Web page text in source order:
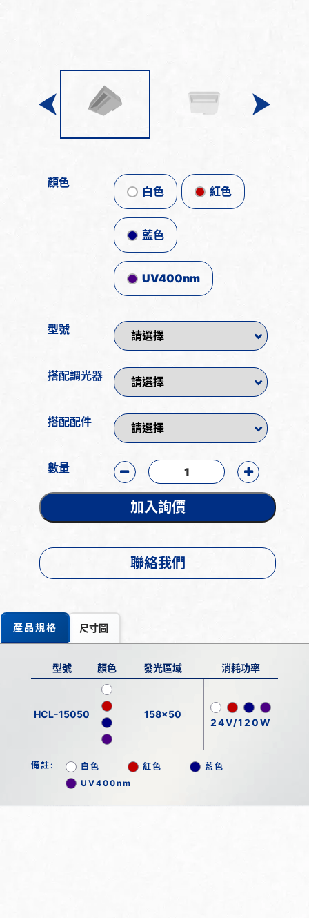
顏色
白色 紅色
藍色
UV400nm
型號
搭配調光器
搭配配件
數量
加入詢價
聯絡我們
產品規格 尺寸圖
型號 顏色 發光區域 消耗功率
HCL-15050 158x50
24V/120W
備註: 白色 紅色
藍色
UV400nm